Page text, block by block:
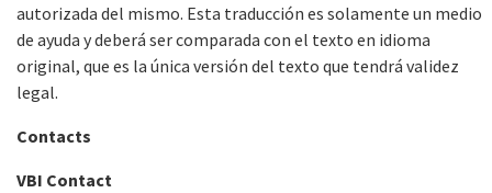
autorizada del mismo. Esta traducción es solamente un medio
de ayuda y deberá ser comparada con el texto en idioma
original, que es la única versión del texto que tendrá validez
legal.
Contacts
VBI Contact